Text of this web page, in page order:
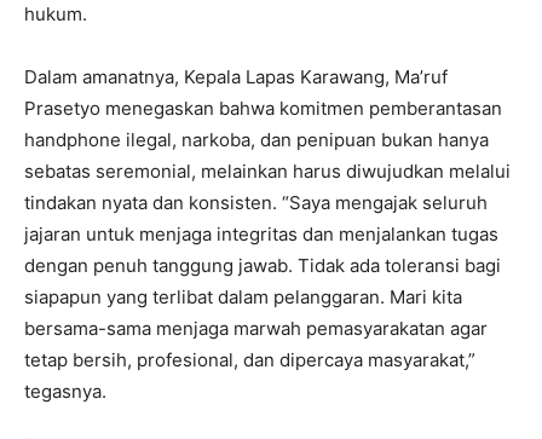
hukum.
Dalam amanatnya, Kepala Lapas Karawang, Ma’ruf
Prasetyo menegaskan bahwa komitmen pemberantasan
handphone ilegal, narkoba, dan penipuan bukan hanya
sebatas seremonial, melainkan harus diwujudkan melalui
tindakan nyata dan konsisten. “Saya mengajak seluruh
jajaran untuk menjaga integritas dan menjalankan tugas
dengan penuh tanggung jawab. Tidak ada toleransi bagi
siapapun yang terlibat dalam pelanggaran. Mari kita
bersama-sama menjaga marwah pemasyarakatan agar
tetap bersih, profesional, dan dipercaya masyarakat,”
tegasnya.